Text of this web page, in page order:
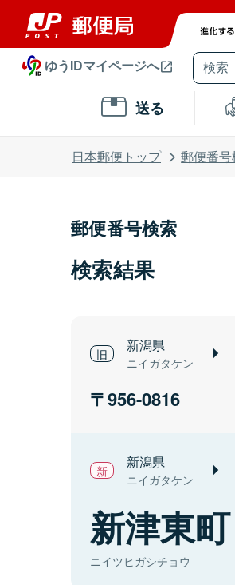
ゆうIDマイページへ
送る
日本郵便トップ 郵便番号
郵便番号検索
検索結果
新潟県
ニイガタケン
956-0816
新潟県
ニイガタケン
新津東町
ニイツヒガシチョウ